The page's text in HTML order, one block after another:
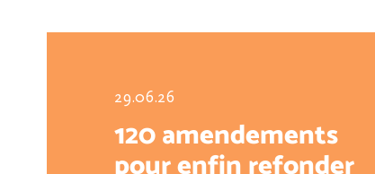
29.06.26
120 amendements
pour enfin refonder